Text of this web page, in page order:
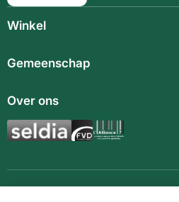
Winkel
Voedings supplementen
Aromatische synergieën
Gemeenschap
Over ons